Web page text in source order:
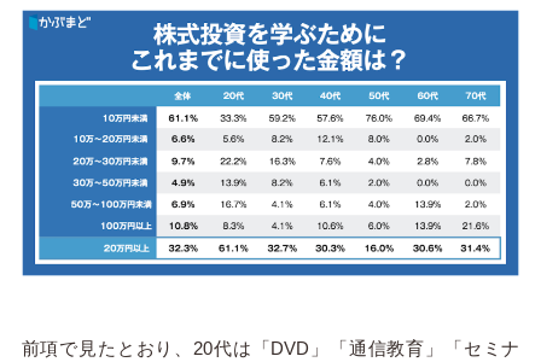
前項で見たとおり、20代は「DVD」「通信教育」「セミナ